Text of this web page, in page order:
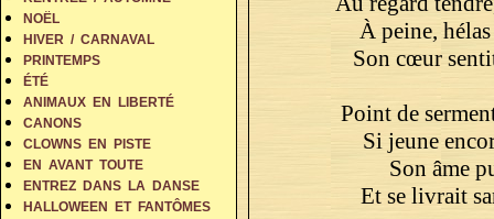
NOËL
HIVER / CARNAVAL
PRINTEMPS
ÉTÉ
ANIMAUX EN LIBERTÉ
CANONS
CLOWNS EN PISTE
EN AVANT TOUTE
ENTREZ DANS LA DANSE
HALLOWEEN ET FANTÔMES
À peine,
Son cœur
Point de
Si jeune
Son âme
Et se livrait